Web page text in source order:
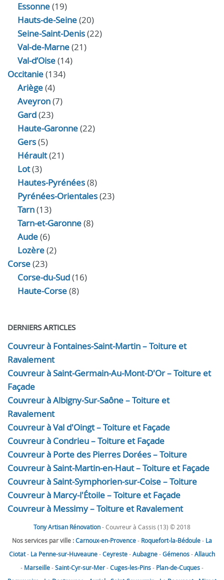
Essonne(19)
Hauts-de-Seine(20)
Seine-Saint-Denis(22)
Val-de-Marne(21)
Val-d’Oise(14)
Occitanie(134)
Ariège(4)
Aveyron(7)
Gard(23)
Haute-Garonne(22)
Gers(5)
Hérault(21)
Lot(3)
Hautes-Pyrénées(8)
Pyrénées-Orientales(23)
Tarn(13)
Tarn-et-Garonne(8)
Aude(6)
Lozère(2)
Corse(23)
Corse-du-Sud(16)
Haute-Corse(8)
DERNIERS ARTICLES
Couvreur à Fontaines-Saint-Martin – Toiture et
Ravalement
Couvreur à Saint-Germain-Au-Mont-D'Or – Toiture et
Façade
Couvreur à Albigny-Sur-Saône – Toiture et
Ravalement
Couvreur à Val d'Oingt – Toiture et Façade
Couvreur à Condrieu – Toiture et Façade
Couvreur à Porte des Pierres Dorées – Toiture
Couvreur à Saint-Martin-en-Haut – Toiture et Façade
Couvreur à Saint-Symphorien-sur-Coise – Toiture
Couvreur à Marcy-l'Étoile – Toiture et Façade
Couvreur à Messimy – Toiture et Ravalement
Tony Artisan Rénovation- Couvreur à Cassis (13) © 2018
Nos services par ville :Carnoux-en-Provence- Roquefort-la-Bédoule- La
Ciotat- La Penne-sur-Huveaune-Ceyreste-Aubagne-Gémenos-Allauch
- Marseille-Saint-Cyr-sur-Mer-Cuges-les-Pins- Plan-de-Cuques-